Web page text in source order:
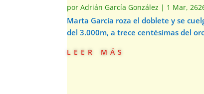
porAdrián García González | 1 Mar,
Marta García roza el doblete y se
del 3.000m, a trece centésimas del
leer más